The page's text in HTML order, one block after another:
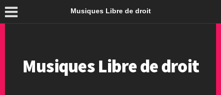
Musiques Libre de droit
Musiques Libre de droit